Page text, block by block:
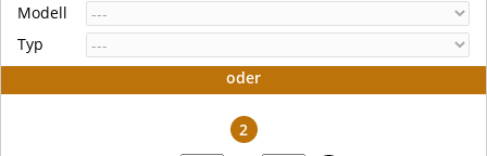
Modell
Typ
oder
2